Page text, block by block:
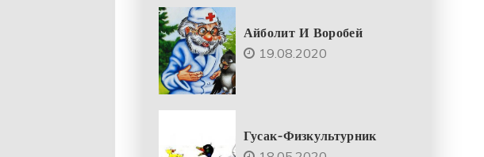
Айболит И Воробей
19.08.2020
Гусак-Физкультурник